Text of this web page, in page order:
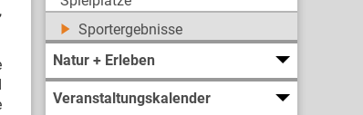
Sportergebnisse
Natur + Erleben
Veranstaltungskalender